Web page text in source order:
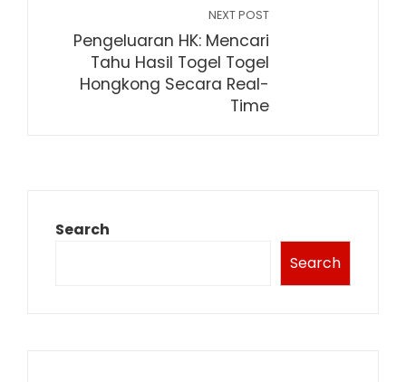
NEXT POST
Pengeluaran HK: Mencari
Tahu Hasil Togel Togel
Hongkong Secara Real-
Time
Search
Search